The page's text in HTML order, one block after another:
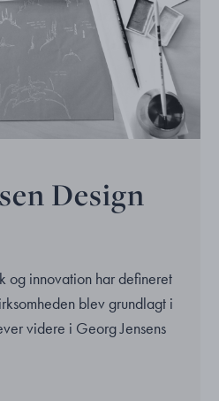
Design
og innovation har defineret
blev grundlagt i
videre i Georg Jensens